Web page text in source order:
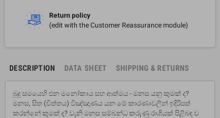
Return policy
(edit with the Customer Reassurance module)
DESCRIPTION DATA SHEET SHIPPING & RETURNS
බුදු සමයෙහි එන මනෝකාය සහ ආත්මය - මනස යනු කුමක් ද?
මනස, සිත (චිත්තය) විඤ්ඤාණය යන මේ කාරණාවලින් ඉදිරිපත්
කරන්නේ කුමක් ද? වැනි මනස සම්බන්ධ කරුණු රාශියක් පිළිබඳ ව